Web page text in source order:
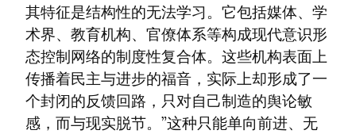
其特征是结构性的无法学习。它包括媒体、学
术界、教育机构、官僚体系等构成现代意识形
态控制网络的制度性复合体。这些机构表面上
传播着民主与进步的福音，实际上却形成了一
个封闭的反馈回路，只对自己制造的舆论敏
感，而与现实脱节。”这种只能单向前进、无